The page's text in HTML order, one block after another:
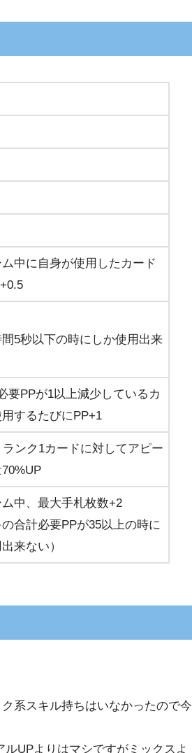
中に自身が使用したカード
間5秒以下の時にしか使用出来
要PPが1以上減少しているカ
するたびにPP+1
ランク1カードに対してアピー
中、最大手札枚数+2
の合計必要PPが35以上の時に
来ない）
系スキル持ちはいなかったので今
UPよりはマシですがミックスよ